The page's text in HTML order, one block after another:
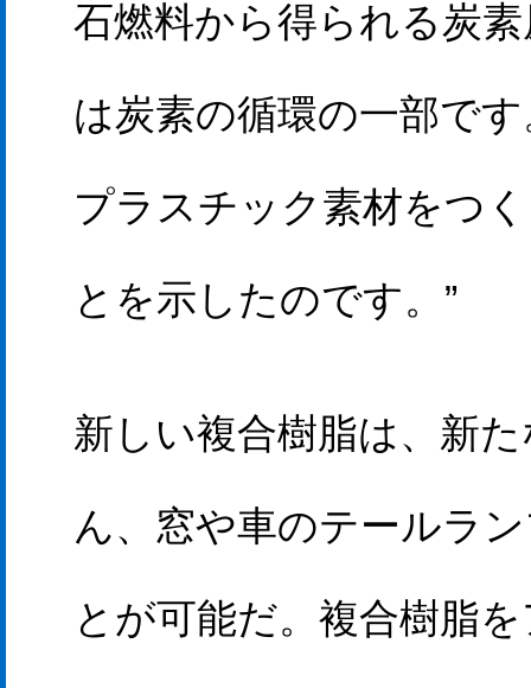
石燃料から得られる炭
は炭素の循環の一部で
プラスチック素材をつ
とを示したのです。”
新しい複合樹脂は、新
ん、窓や車のテールラ
とが可能だ。複合樹脂